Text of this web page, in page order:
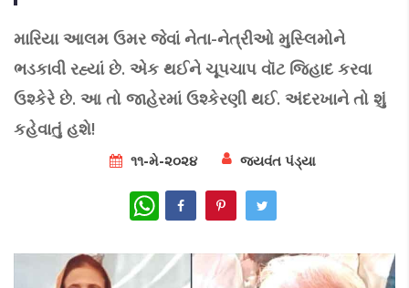
મારિયા આલમ ઉમર જેવાં નેતા-નેત્રીઓ મુસ્લિમોને
ભડકાવી રહ્યાં છે. એક થઈને ચૂપચાપ વૉટ જિહાદ કરવા
ઉશ્કેરે છે. આ તો જાહેરમાં ઉશ્કેરણી થઈ. અંદરખાને તો શું
કહેવાતું હશે!
૧૧-મે-૨૦૨૪ જયવંત પંડ્યા
WhatsApp